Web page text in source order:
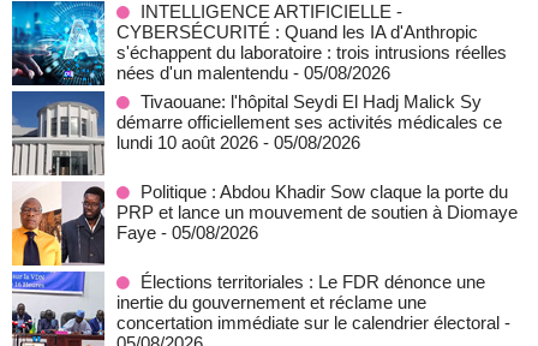
INTELLIGENCE ARTIFICIELLE -
CYBERSÉCURITÉ : Quand les IA d'Anthropic
s'échappent du laboratoire : trois intrusions réelles
nées d'un malentendu - 05/08/2026
Tivaouane: l'hôpital Seydi El Hadj Malick Sy
démarre officiellement ses activités médicales ce
lundi 10 août 2026 - 05/08/2026
Politique : Abdou Khadir Sow claque la porte du
PRP et lance un mouvement de soutien à Diomaye
Faye - 05/08/2026
Élections territoriales : Le FDR dénonce une
inertie du gouvernement et réclame une
concertation immédiate sur le calendrier électoral -